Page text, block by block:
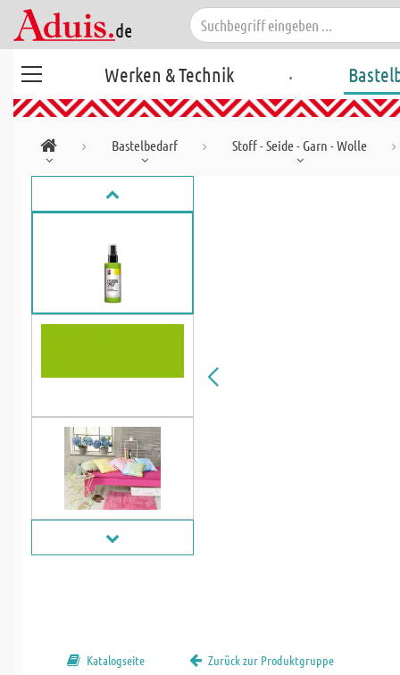
Werken & Technik .
Bastelbedarf Stoff - Seide - Garn - Wolle
Katalogseite Zurück zur Produktgruppe